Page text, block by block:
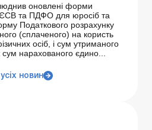
оновлені форми
ЄСВ та ПДФО для юросіб та
Податкового розрахунку
(сплаченого) на користь
осіб, і сум утриманого
нарахованого єдино...
новин